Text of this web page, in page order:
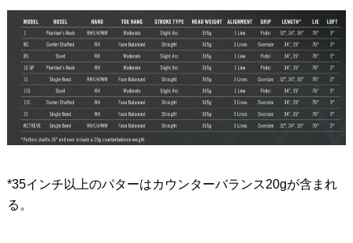
*35インチ以上のパターはカウンターバランス20gが含まれ
る。